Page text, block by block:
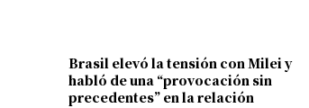
Brasil elevó la tensión con Milei y
habló de una “provocación sin
precedentes” en la relación